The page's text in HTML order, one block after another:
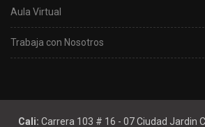
Aula Virtual
Trabaja con Nosotros
Cali: Carrera 103 # 16 - 07 Ciudad Jardin